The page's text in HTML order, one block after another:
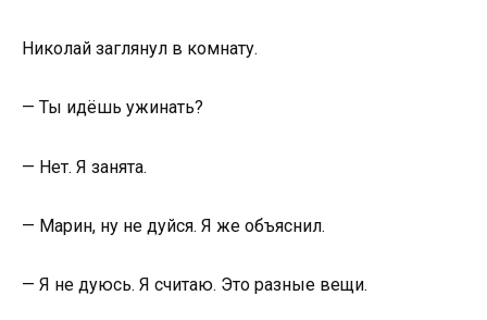
Николай заглянул в комнату.
— Ты идёшь ужинать?
— Нет. Я занята.
— Марин, ну не дуйся. Я же объяснил.
— Я не дуюсь. Я считаю. Это разные вещи.